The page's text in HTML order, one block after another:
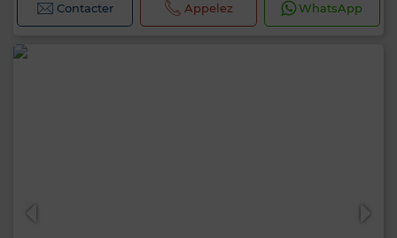
Contacter Appelez WhatsApp